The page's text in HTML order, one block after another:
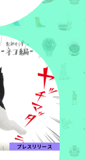
プレスリリース